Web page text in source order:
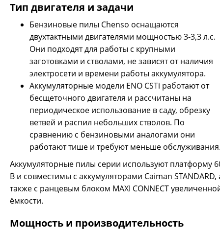
эффективно выполнять работу по раскряжевке, пилению
дров, обрезке сучьев. Мощный экономичный двигатель в
сочетании с декомпрессионным клапаном и технологией
легкого запуска Easy Start, профессиональная система
виброизоляции AVT позволяют с комфортом работать в
различных условиях. Модель 2 в 1 в дополнение к
стандартной пильной фурнитуре (шина и цепь 18”)
оснащается японской шиной и цепью CAIMAN 18” 0.325”
1.5 с чизельным профилем режущего зуба для
максимальной пр...
Тип двигателя и задачи
Бензиновые пилы Chenso оснащаются
двухтактными двигателями мощностью 3-3,3 л.с.
Они подходят для работы с крупными
заготовками и стволами, не зависят от наличия
электросети и времени работы аккумулятора.
Аккумуляторные модели ENO CSTi работают от
бесщеточного двигателя и рассчитаны на
периодическое использование в саду, обрезку
ветвей и распил небольших стволов. По
сравнению с бензиновыми аналогами они
работают тише и требуют меньше
Аккумуляторные пилы серии используют платформу
В и совместимы с аккумуляторами Caiman STANDARD,
также с ранцевым блоком MAXI CONNECT
ёмкости.
Мощность и производительность